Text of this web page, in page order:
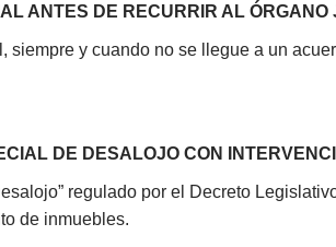
ANTES DE RECURRIR AL
y cuando no se llegue a un
DE DESALOJO CON
regulado por el Decreto
de inmuebles.